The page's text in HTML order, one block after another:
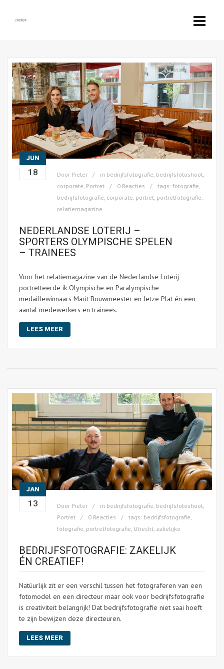
JUN
18 Door Pieter in bedrijfsfotografie, bedrijfsfotoshoot,
corporate, Portret 0 Reacties tags: fotografie,
bedrijfsfotografie, corporate, portret, portretfotografie,
relatiemagazine
NEDERLANDSE LOTERIJ –
SPORTERS OLYMPISCHE SPELEN
– TRAINEES
Voor het relatiemagazine van de Nederlandse Loterij
portretteerde ik Olympische en Paralympische
medaillewinnaars Marit Bouwmeester en Jetze Plat én een
aantal medewerkers en trainees.
LEES MEER
JAN
13 Door Pieter in bedrijfsfotografie bedrijfsfotoshoot
Portret
0 Reacties tags: bedrijfsfotografie
fotografie portretfotografie Utrecht zakelijke
BEDRIJFSFOTOGRAFIE: ZAKELIJK
ÉN CREATIEF!
Natúurlijk zit er een verschil tussen het fotograferen van een
fotomodel en een directeur maar ook voor bedrijfsfotografie
is creativiteit belangrijk! Dat bedrijfsfotografie niet saai hoeft
te zijn bewijzen deze directeuren.
LEES MEER